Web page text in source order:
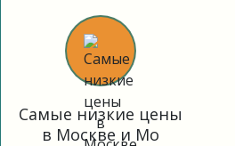
Самые низкие цены
в Москве и Мо